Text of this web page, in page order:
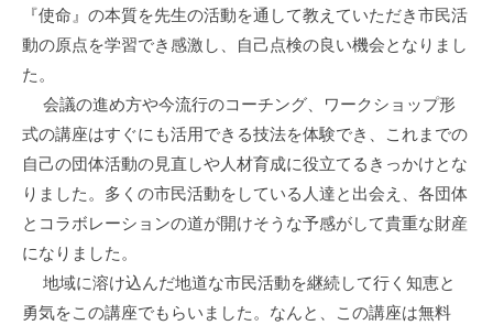
『使命』の本質を先生の活動を通して教えていただき市民活
動の原点を学習でき感激し、自己点検の良い機会となりまし
た。
会議の進め方や今流行のコーチング、ワークショップ形
式の講座はすぐにも活用できる技法を体験でき、これまでの
自己の団体活動の見直しや人材育成に役立てるきっかけとな
りました。多くの市民活動をしている人達と出会え、各団体
とコラボレーションの道が開けそうな予感がして貴重な財産
になりました。
地域に溶け込んだ地道な市民活動を継続して行く知恵と
勇気をこの講座でもらいました。なんと、この講座は無料